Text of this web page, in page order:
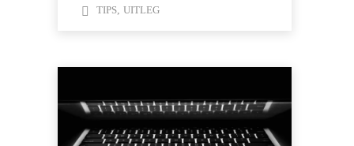
TIPS, UITLEG